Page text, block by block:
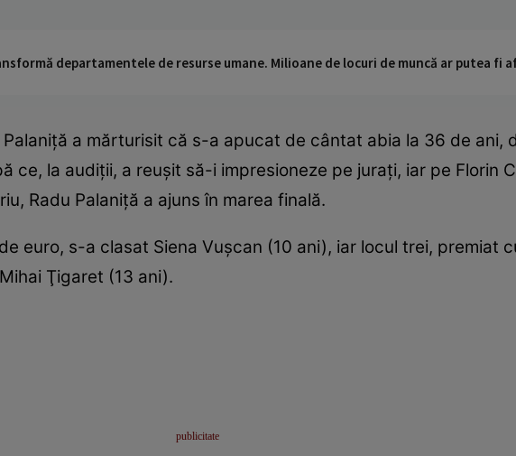
departamentele de resurse umane. Milioane de locuri de muncă ar putea fi
a mărturisit că s-a apucat de cântat abia la 36 de ani,
ce, la audiţii, a reuşit să-i impresioneze pe juraţi, iar pe Florin
Radu Palaniţă a ajuns în marea finală.
euro, s-a clasat Siena Vuşcan (10 ani), iar locul trei, premiat
Ţigaret (13 ani).